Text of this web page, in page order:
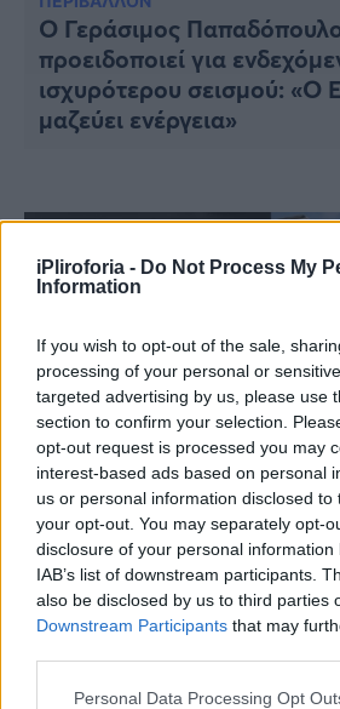
iPliroforia - Do Not Process My
Information
If you wish to opt-out of the sale,
processing of your personal or
targeted advertising by us, please use
section to confirm your selection.
opt-out request is processed you may
interest-based ads based on personal
us or personal information disclosed
your opt-out. You may separately opt-
disclosure of your personal
IAB’s list of downstream participants.
also be disclosed by us to third parties
Downstream Participants that may
Personal Data Processing Opt
Υγεία
Γυναίκα
Καιρός
Viral
Κουζίνα
Ζώδια
Ο Γεράσιμος
προειδοποιεί για
ισχυρότερου σεισμού: «Ο
μαζεύει ενέργεια»
ΕΛΛΑΔΑ
Οι σεισμολόγοι
ρήγματα έχουν αρχίσει να
μπορεί να φέρουν μεγάλο
χώρα»